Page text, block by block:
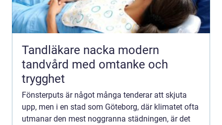
Tandläkare nacka modern
tandvård med omtanke och
trygghet
Fönsterputs är något många tenderar att skjuta
upp, men i en stad som Göteborg, där klimatet ofta
utmanar den mest noggranna städningen, är det